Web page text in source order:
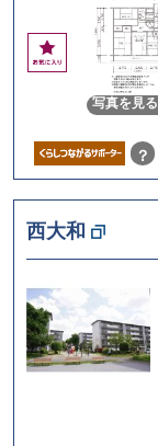
お
気
写真を見る
？
西大和